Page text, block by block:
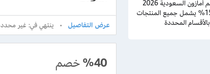
ينتهي في: غير محدد
%40خصم
كود خصم أمازون السعودية 2026
بتخفيض 15% يشمل جميع المنتجات
بالأقسام المحددة